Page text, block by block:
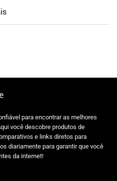
para encontrar as melhores
você descobre produtos de
e links diretos para
diariamente para garantir que você
da internet!